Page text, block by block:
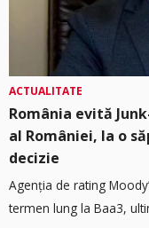
ACTUALITATE
România evită
al României, la o
decizie
Agenția de rating
termen lung la Baa3,